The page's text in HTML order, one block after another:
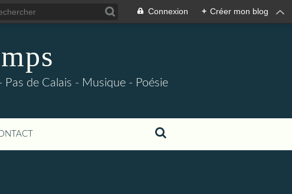
Connexion + Créer mon blog
de Calais - Musique - Poésie